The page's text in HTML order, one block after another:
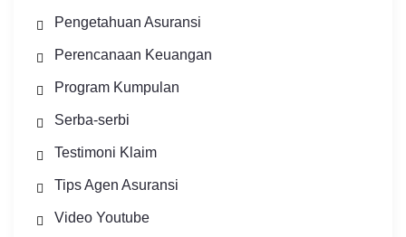
Pengetahuan Asuransi
Perencanaan Keuangan
Program Kumpulan
Serba-serbi
Testimoni Klaim
Tips Agen Asuransi
Video Youtube